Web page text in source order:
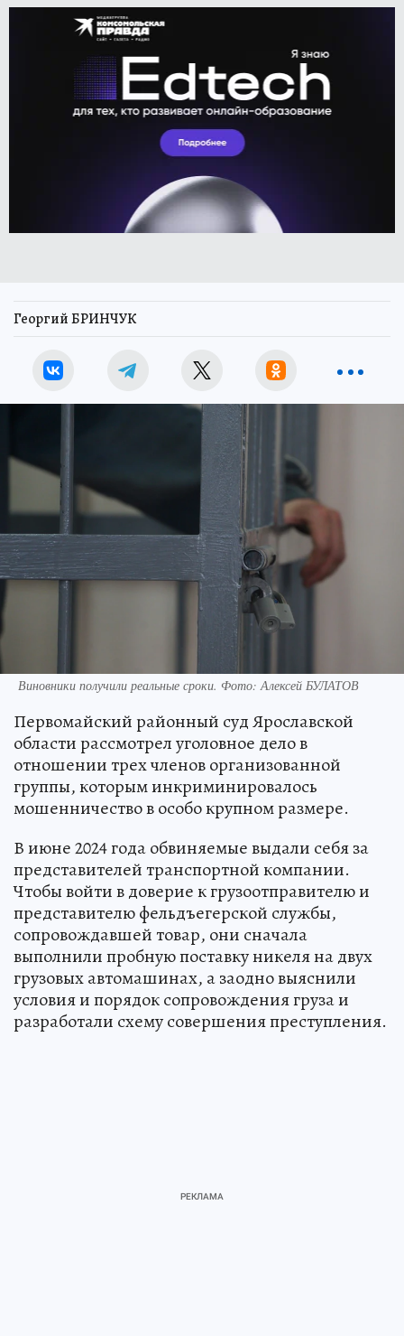
Георгий БРИНЧУК
Виновники получили реальные сроки. Фото: Алексей БУЛАТОВ
Первомайский районный суд Ярославской
области рассмотрел уголовное дело в
отношении трех членов организованной
группы, которым инкриминировалось
мошенничество в особо крупном размере.
В июне 2024 года обвиняемые выдали себя за
представителей транспортной компании.
Чтобы войти в доверие к грузоотправителю и
представителю фельдъегерской службы,
сопровождавшей товар, они сначала
выполнили пробную поставку никеля на двух
грузовых автомашинах, а заодно выяснили
условия и порядок сопровождения груза и
разработали схему совершения преступления.